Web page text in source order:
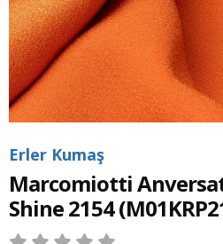
Erler Kumaş
Marcomiotti
Shine 2154